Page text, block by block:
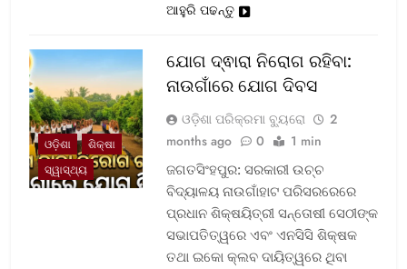
ଆହୁରି ପଢନ୍ତୁ
ଓଡ଼ିଶା
ଶିକ୍ଷା
ସ୍ୱାସ୍ଥ୍ୟ
ଯୋଗ ଦ୍ଵାରା ନିରୋଗ ରହିବା:
ନାଉଗାଁରେ ଯୋଗ ଦିବସ
ଓଡ଼ିଶା ପରିକ୍ରମା ବ୍ୟୁରୋ
2
months ago
0 1 min
ଜଗତସିଂହପୁର: ସରକାରୀ ଉଚ୍ଚ
ବିଦ୍ୟାଳୟ ନାଉଗାଁହାଟ ପରିସରରେରେ
ପ୍ରଧାନ ଶିକ୍ଷୟିତ୍ରୀ ସନ୍ତୋଷୀ ସେଠୀଙ୍କ
ସଭାପତିତ୍ୱରେ ଏବଂ ଏନସିସି ଶିକ୍ଷକ
ତଥା ଇକୋ କ୍ଲବ ଦାୟିତ୍ୱରେ ଥିବା